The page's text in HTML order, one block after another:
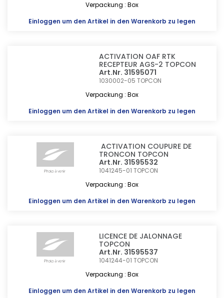
Verpackung : Box
Einloggen um den Artikel in den Warenkorb zu legen
ACTIVATION OAF RTK
RECEPTEUR AGS-2 TOPCON
Art.Nr. 31595071
1030002-05TOPCON
Verpackung : Box
Einloggen um den Artikel in den Warenkorb zu legen
ACTIVATION COUPURE DE
TRONCON TOPCON
Art.Nr. 31595532
1041245-01TOPCON
Verpackung : Box
Einloggen um den Artikel in den Warenkorb zu legen
LICENCE DE JALONNAGE
TOPCON
Art.Nr. 31595537
1041244-01TOPCON
Verpackung : Box
Einloggen um den Artikel in den Warenkorb zu legen